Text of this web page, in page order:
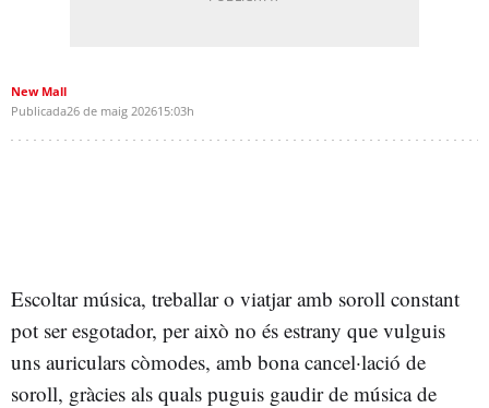
New Mall
Publicada26 de maig 202615:03h
Escoltar música, treballar o viatjar amb soroll constant
pot ser esgotador, per això no és estrany que vulguis
uns auriculars còmodes, amb bona cancel·lació de
soroll, gràcies als quals puguis gaudir de música de